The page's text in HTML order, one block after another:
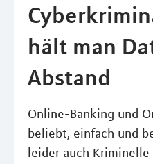
hält man
Abstand
Online-Banking und
beliebt, einfach und
leider auch